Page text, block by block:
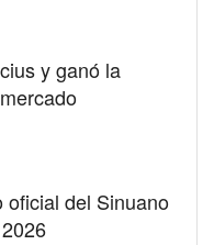
y ganó la
oficial del Sinuano